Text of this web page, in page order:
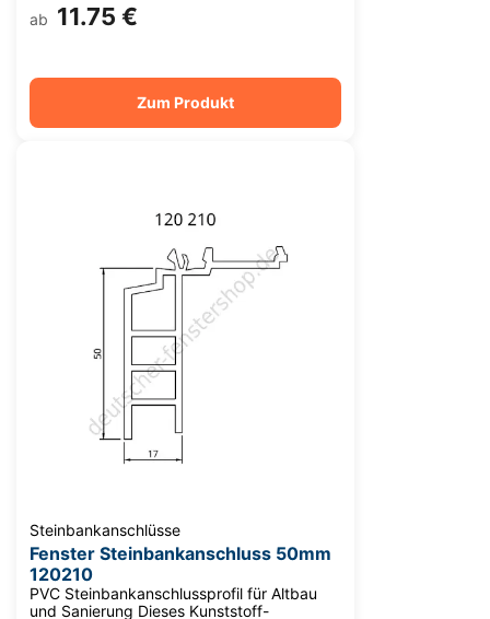
ab 11.75 €
Zum Produkt
Steinbankanschlüsse
Fenster Steinbankanschluss 50mm
120210
PVC Steinbankanschlussprofil für Altbau
und Sanierung Dieses Kunststoff-